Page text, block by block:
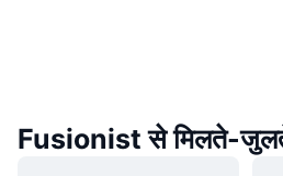
Fusionist से मिलते-